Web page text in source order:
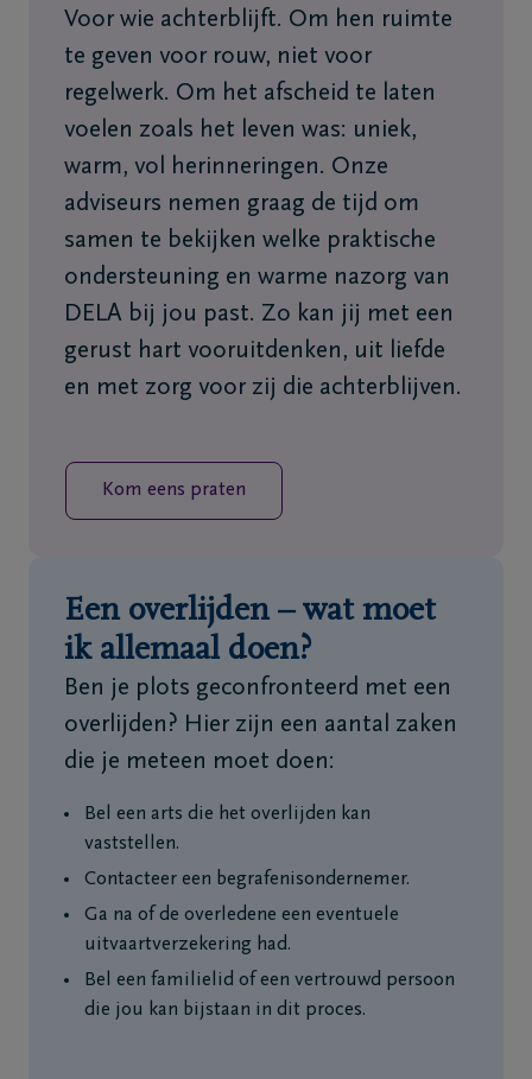
Voor wie achterblijft. Om hen ruimte
te geven voor rouw, niet voor
regelwerk. Om het afscheid te laten
voelen zoals het leven was: uniek,
warm, vol herinneringen. Onze
adviseurs nemen graag de tijd om
samen te bekijken welke praktische
ondersteuning en warme nazorg van
DELA bij jou past. Zo kan jij met een
gerust hart vooruitdenken, uit liefde
en met zorg voor zij die achterblijven.
Kom eens praten
Een overlijden – wat moet
ik allemaal doen?
Ben je plots geconfronteerd met een
overlijden? Hier zijn een aantal zaken
die je meteen moet doen:
Bel een arts die het overlijden kan
vaststellen.
Contacteer een begrafenisondernemer.
Ga na of de overledene een eventuele
uitvaartverzekering had.
Bel een familielid of een vertrouwd persoon
die jou kan bijstaan in dit proces.